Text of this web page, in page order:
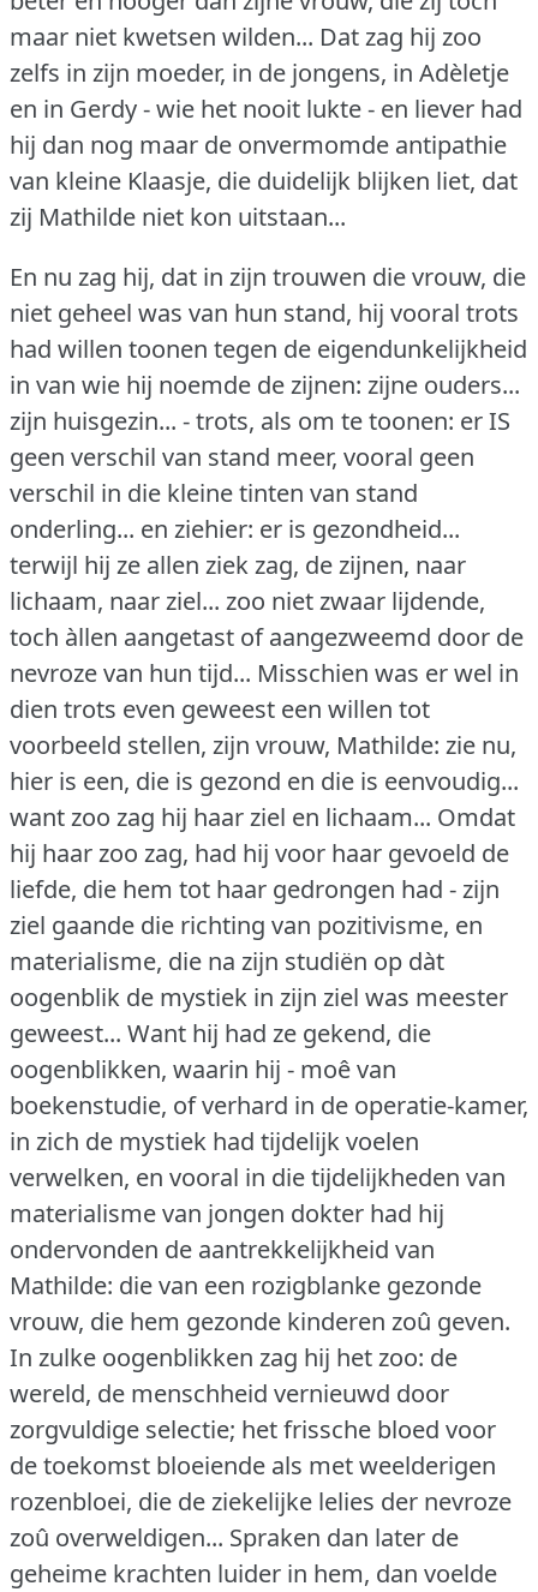
maar niet kwetsen wilden... Dat zag hij zoo
zelfs in zijn moeder, in de jongens, in Adèletje
en in Gerdy - wie het nooit lukte - en liever had
hij dan nog maar de onvermomde antipathie
van kleine Klaasje, die duidelijk blijken liet, dat
zij Mathilde niet kon uitstaan...
En nu zag hij, dat in zijn trouwen die vrouw, die
niet geheel was van hun stand, hij vooral trots
had willen toonen tegen de eigendunkelijkheid
in van wie hij noemde de zijnen: zijne ouders...
zijn huisgezin... - trots, als om te toonen: er IS
geen verschil van stand meer, vooral geen
verschil in die kleine tinten van stand
onderling... en ziehier: er is gezondheid...
terwijl hij ze allen ziek zag, de zijnen, naar
lichaam, naar ziel... zoo niet zwaar lijdende,
toch àllen aangetast of aangezweemd door de
nevroze van hun tijd... Misschien was er wel in
dien trots even geweest een willen tot
voorbeeld stellen, zijn vrouw, Mathilde: zie nu,
hier is een, die is gezond en die is eenvoudig...
want zoo zag hij haar ziel en lichaam... Omdat
hij haar zoo zag, had hij voor haar gevoeld de
liefde, die hem tot haar gedrongen had - zijn
ziel gaande die richting van pozitivisme, en
materialisme, die na zijn studiën op dàt
oogenblik de mystiek in zijn ziel was meester
geweest... Want hij had ze gekend, die
oogenblikken, waarin hij - moê van
boekenstudie, of verhard in de operatie-kamer,
in zich de mystiek had tijdelijk voelen
verwelken, en vooral in die tijdelijkheden van
materialisme van jongen dokter had hij
ondervonden de aantrekkelijkheid van
Mathilde: die van een rozigblanke gezonde
vrouw, die hem gezonde kinderen zoû geven.
In zulke oogenblikken zag hij het zoo: de
wereld, de menschheid vernieuwd door
zorgvuldige selectie; het frissche bloed voor
de toekomst bloeiende als met weelderigen
rozenbloei, die de ziekelijke lelies der nevroze
zoû overweldigen... Spraken dan later de
geheime krachten luider in hem, dan voelde